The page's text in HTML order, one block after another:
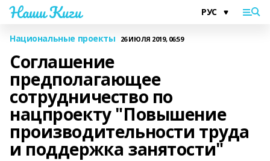
Наши Киги
Национальные проекты 26 ИЮЛЯ 2019, 06:59
Соглашение
предполагающее
сотрудничество по
нацпроекту "Повышение
производительности труда
и поддержка занятости"